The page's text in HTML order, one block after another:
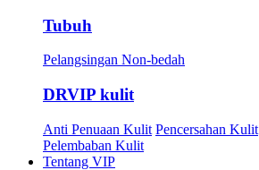
Tubuh
Pelangsingan Non-bedah
DRVIP kulit
Anti Penuaan Kulit Pencersahan Kulit
Pelembaban Kulit
Tentang VIP